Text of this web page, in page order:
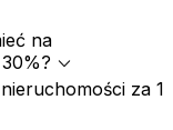
na
expand_more
za 1